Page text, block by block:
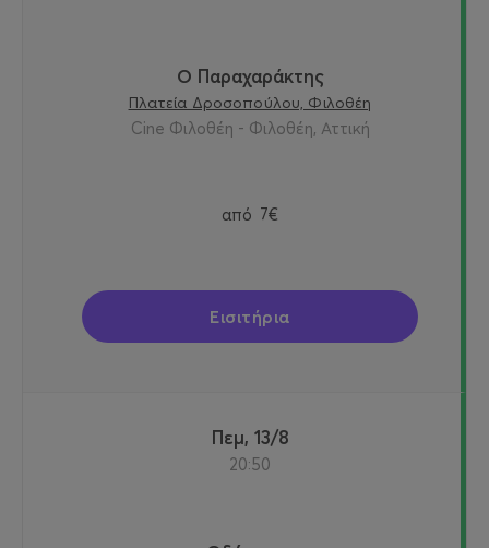
Ο Παραχαράκτης
Πλατεία Δροσοπούλου, Φιλοθέη
Cine Φιλοθέη - Φιλοθέη, Αττική
από 7€
Εισιτήρια
Πεμ, 13/8
20:50